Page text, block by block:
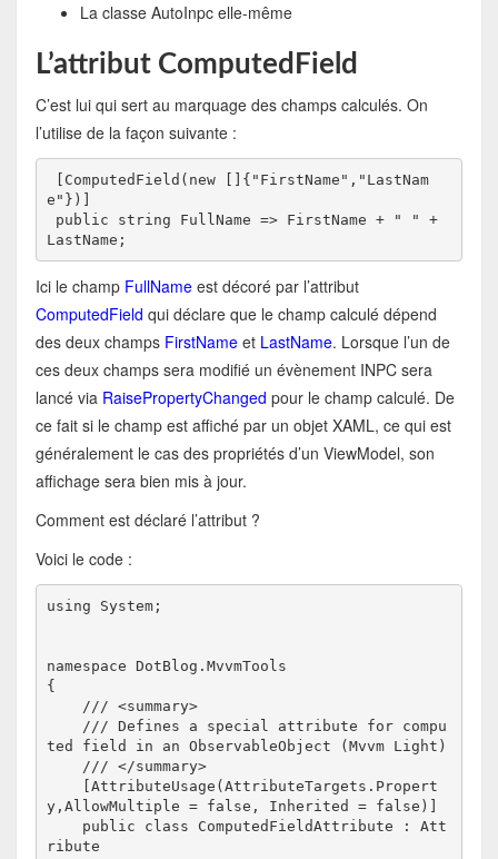
La classe AutoInpc elle-même
L’attribut ComputedField
C’est lui qui sert au marquage des champs calculés. On
l’utilise de la façon suivante :
e"})]
LastName;
Ici le champ FullNameest décoré par l’attribut
ComputedField qui déclare que le champ calculé dépend
des deux champs FirstNameet LastName. Lorsque l’un de
ces deux champs sera modifié un évènement INPC sera
lancé via RaisePropertyChanged pour le champ calculé. De
ce fait si le champ est affiché par un objet XAML, ce qui est
généralement le cas des propriétés d’un ViewModel, son
affichage sera bien mis à jour.
Comment est déclaré l’attribut ?
Voici le code :
using System;
namespace DotBlog.MvvmTools
{
ted field in an ObservableObject (Mvvm Light)
y,AllowMultiple = false, Inherited = false)]
ribute